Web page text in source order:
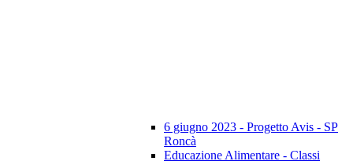
6 giugno 2023 - Progetto Avis - SP
Roncà
Educazione Alimentare - Classi